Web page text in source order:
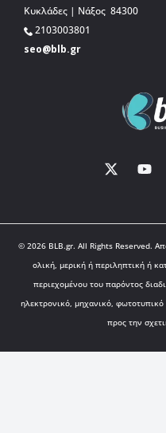
Κυκλάδες | Νάξος 84300
2103003801
seo@blb.gr
© 2026 BLB.gr. All Rights Reserved.
ολική, μερική ή περιληπτική ή
περιεχομένου του παρόντος
ηλεκτρονικό, μηχανικό,
προς την